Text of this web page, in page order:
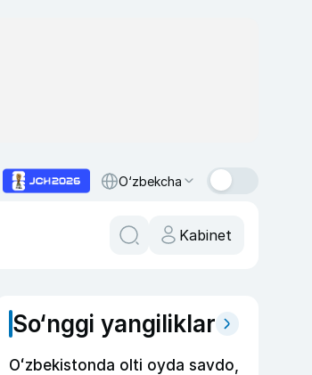
O‘zbekcha
Kabinet
So‘nggi yangiliklar
Oʻzbekistonda olti oyda savdo,